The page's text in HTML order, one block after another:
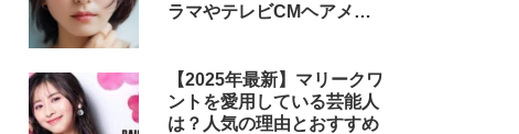
ラマやテレビCMヘアメイ
【2025年最新】マリークワ
ントを愛用している芸能人
は？人気の理由とおすすめ